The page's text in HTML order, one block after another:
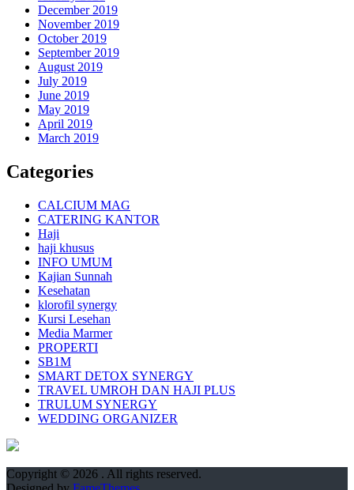
December 2019
November 2019
October 2019
September 2019
August 2019
July 2019
June 2019
May 2019
April 2019
March 2019
Categories
CALCIUM MAG
CATERING KANTOR
Haji
haji khusus
INFO UMUM
Kajian Sunnah
Kesehatan
klorofil synergy
Kursi Lesehan
Media Marmer
PROPERTI
SB1M
SMART DETOX SYNERGY
TRAVEL UMROH DAN HAJI PLUS
TRULUM SYNERGY
WEDDING ORGANIZER
Copyright © 2026 . All rights reserved.